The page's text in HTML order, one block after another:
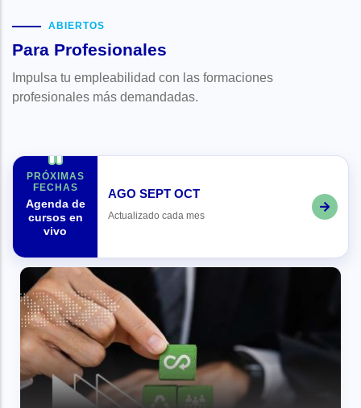
ABIERTOS
Para Profesionales
Impulsa tu empleabilidad con las formaciones
profesionales más demandadas.
PRÓXIMAS
FECHAS
Agenda de
cursos en
vivo
AGO SEPT OCT
Actualizado cada mes